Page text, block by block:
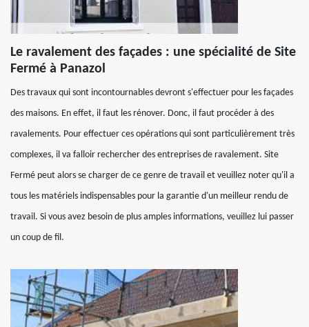
Le ravalement des façades : une spécialité de Site
Fermé à Panazol
Des travaux qui sont incontournables devront s'effectuer pour les façades
des maisons. En effet, il faut les rénover. Donc, il faut procéder à des
ravalements. Pour effectuer ces opérations qui sont particulièrement très
complexes, il va falloir rechercher des entreprises de ravalement. Site
Fermé peut alors se charger de ce genre de travail et veuillez noter qu'il a
tous les matériels indispensables pour la garantie d'un meilleur rendu de
travail. Si vous avez besoin de plus amples informations, veuillez lui passer
un coup de fil.